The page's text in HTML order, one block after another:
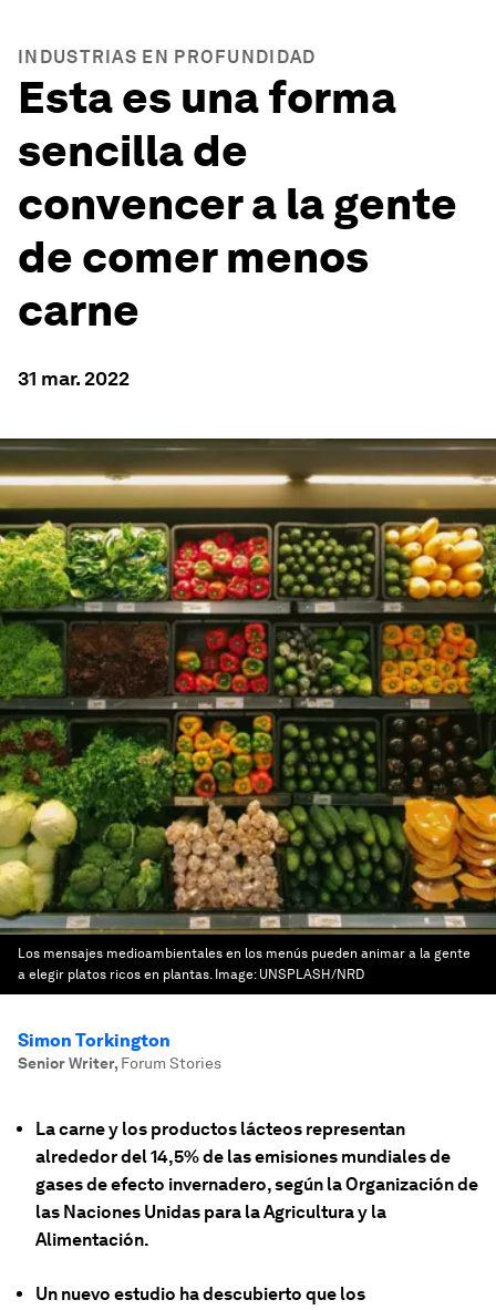
INDUSTRIAS EN PROFUNDIDAD
Esta es una forma
sencilla de
convencer a la gente
de comer menos
carne
31 mar. 2022
Los mensajes medioambientales en los menús pueden animar a la gente
a elegir platos ricos en plantas. Image: UNSPLASH/NRD
Simon Torkington
Senior Writer, Forum Stories
La carne y los productos lácteos representan
alrededor del 14,5% de las emisiones mundiales de
gases de efecto invernadero, según la Organización de
las Naciones Unidas para la Agricultura y la
Alimentación.
Un nuevo estudio ha descubierto que los